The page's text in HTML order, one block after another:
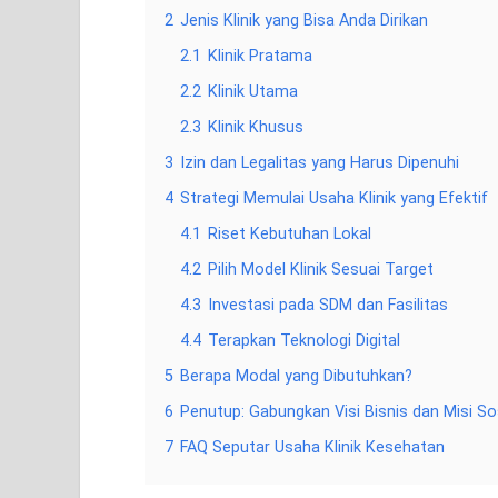
2 Jenis Klinik yang Bisa Anda Dirikan
2.1
Klinik Pratama
2.2 Klinik Utama
2.3 Klinik Khusus
3
Izin dan Legalitas yang Harus Dipenuhi
4 Strategi Memulai Usaha Klinik yang Efektif
4.1
Riset Kebutuhan Lokal
4.2 Pilih Model Klinik Sesuai Target
4.3
Investasi pada SDM dan Fasilitas
4.4 Terapkan Teknologi Digital
5 Berapa Modal yang Dibutuhkan?
6 Penutup: Gabungkan Visi Bisnis dan Misi
7 FAQ Seputar Usaha Klinik Kesehatan